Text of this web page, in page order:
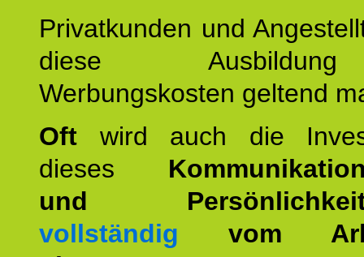
Privatkunden und
diese
Werbungskosten geltend
Oft wird auch die
dieses
und
vollständig vom